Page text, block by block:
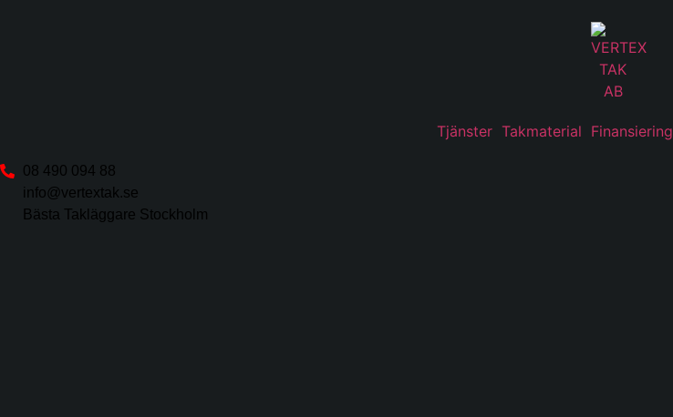
Tjänster Takmaterial Finansiering
08 490 094 88
info@vertextak.se
Bästa Takläggare Stockholm